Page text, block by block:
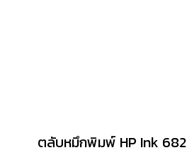
ตลับหมึกพิมพ์ HP Ink 682